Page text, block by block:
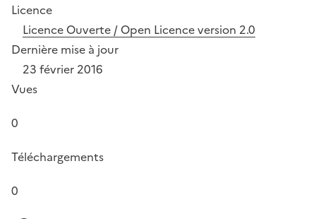
Licence
Licence Ouverte / Open Licence version 2.0
Dernière mise à jour
23 février 2016
Vues
0
Téléchargements
0